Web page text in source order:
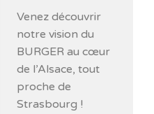
Venez découvrir
notre vision du
BURGER au cœur
de l’Alsace, tout
proche de
Strasbourg !